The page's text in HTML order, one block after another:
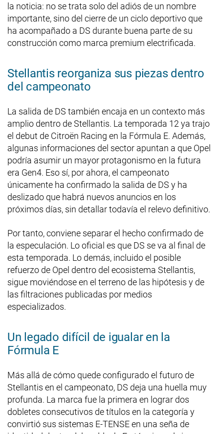
la noticia: no se trata solo del adiós de un nombre
importante, sino del cierre de un ciclo deportivo que
ha acompañado a DS durante buena parte de su
construcción como marca premium electrificada.
Stellantis reorganiza sus piezas dentro
del campeonato
La salida de DS también encaja en un contexto más
amplio dentro de Stellantis. La temporada 12 ya trajo
el debut de Citroën Racing en la Fórmula E. Además,
algunas informaciones del sector apuntan a que Opel
podría asumir un mayor protagonismo en la futura
era Gen4. Eso sí, por ahora, el campeonato
únicamente ha confirmado la salida de DS y ha
deslizado que habrá nuevos anuncios en los
próximos días, sin detallar todavía el relevo definitivo.
Por tanto, conviene separar el hecho confirmado de
la especulación. Lo oficial es que DS se va al final de
esta temporada. Lo demás, incluido el posible
refuerzo de Opel dentro del ecosistema Stellantis,
sigue moviéndose en el terreno de las hipótesis y de
las filtraciones publicadas por medios
especializados.
Un legado difícil de igualar en la
Fórmula E
Más allá de cómo quede configurado el futuro de
Stellantis en el campeonato, DS deja una huella muy
profunda. La marca fue la primera en lograr dos
dobletes consecutivos de títulos en la categoría y
convirtió sus sistemas E-TENSE en una seña de